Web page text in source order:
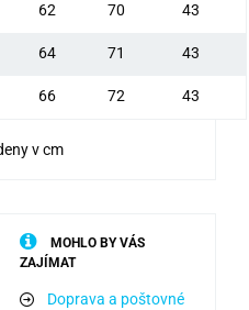
62 70 43
64 71 43
66 72 43
v cm
MOHLO BY VÁS
ZAJÍMAT
Doprava a poštovné